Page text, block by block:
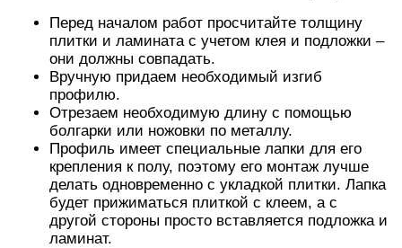
Перед началом работ просчитайте толщину
плитки и ламината с учетом клея и подложки –
они должны совпадать.
Вручную придаем необходимый изгиб
профилю.
Отрезаем необходимую длину с помощью
болгарки или ножовки по металлу.
Профиль имеет специальные лапки для его
крепления к полу, поэтому его монтаж лучше
делать одновременно с укладкой плитки. Лапка
будет прижиматься плиткой с клеем, а с
другой стороны просто вставляется подложка и
ламинат.